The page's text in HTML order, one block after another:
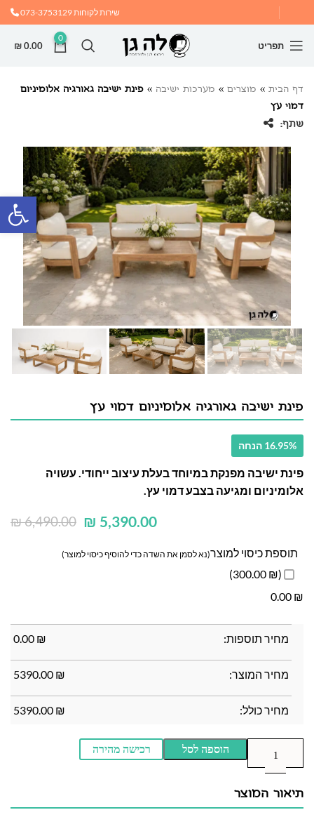
שירות לקוחות073-3753129
תפריט
0
₪0.00
דף הבית » מוצרים » מערכות ישיבה » פינת ישיבה גאורגיה אלומיניום
דמוי עץ
שתף:
פינת ישיבה גאורגיה אלומיניום דמוי עץ
16.95% הנחה
פינת ישיבה מפנקת במיוחד בעלת עיצוב ייחודי. עשויה
אלומיניום ומגיעה בצבע דמוי עץ.
₪6,490.00 ₪ 5,390.00
תוספת כיסוי למוצר(נא לסמן את השדה כדי להוסיף כיסוי למוצר)
(₪ 300.00)
₪
0.00
מחיר תוספות: ₪
0.00
מחיר המוצר: ₪
5390.00
מחיר כולל: ₪
5390.00
הוספה לסל רכישה מהירה
תיאור המוצר